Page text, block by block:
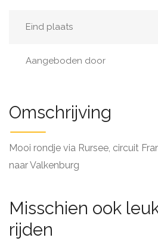
Eind plaats
Aangeboden door
Omschrijving
Mooi rondje via Rursee, circuit
naar Valkenburg
Misschien ook
rijden